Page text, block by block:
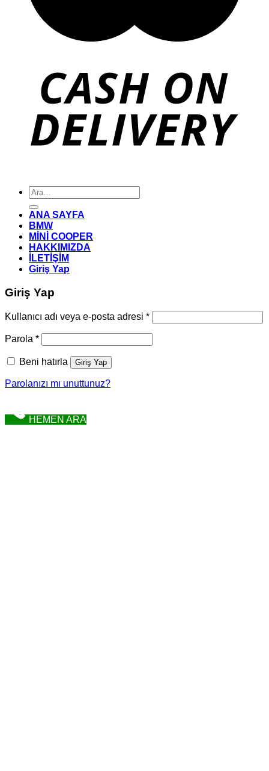
Ara:
ANA SAYFA
BMW
MİNİ COOPER
HAKKIMIZDA
İLETİŞİM
Giriş Yap
Giriş Yap
Kullanıcı adı veya e-posta adresi *Gerekli
Parola *Gerekli
Beni hatırla Giriş Yap
Parolanızı mı unuttunuz?
HEMEN ARA